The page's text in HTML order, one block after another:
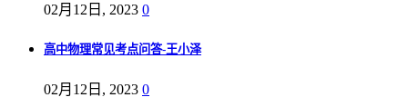
02月12日, 2023 0
高中物理常见考点问答-王小泽
02月12日, 2023 0